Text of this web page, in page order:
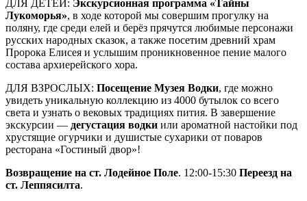
ДЛЯ ДЕТЕЙ: Экскурсионная программа «Тайны
Лукоморья», в ходе которой мы совершим прогулку на
поляну, где среди елей и берёз прячутся любимые персонажи
русских народных сказок, а также посетим древний храм
Пророка Елисея и услышим проникновенное пение малого
состава архиерейского хора.
ДЛЯ ВЗРОСЛЫХ: Посещение Музея Водки, где можно
увидеть уникальную коллекцию из 4000 бутылок со всего
света и узнать о вековых традициях пития. В завершение
экскурсии — дегустация водки или ароматной настойки под
хрустящие огурчики и душистые сухарики от поваров
ресторана «Гостиный двор»!
Возвращение на ст. Лодейное Поле. 12:00-15:30 Переезд на
ст. Леппясилта.